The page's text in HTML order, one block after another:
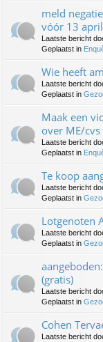
meld
vóór 13 april
Laatste bericht
Geplaatst in
Wie heeft
Laatste bericht
Geplaatst in
Maak een
over ME/cvs
Laatste bericht
Geplaatst in
Te koop
Laatste bericht
Geplaatst in
Lotgenoten
Laatste bericht
Geplaatst in
(gratis)
Laatste bericht
Geplaatst in
Cohen
Laatste bericht